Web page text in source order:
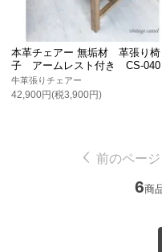
本革チェアー 無垢材 革張り椅
子 アームレスト付き CS-040
牛革張りチェアー
42,900円(税3,900円)
前のページ
6商